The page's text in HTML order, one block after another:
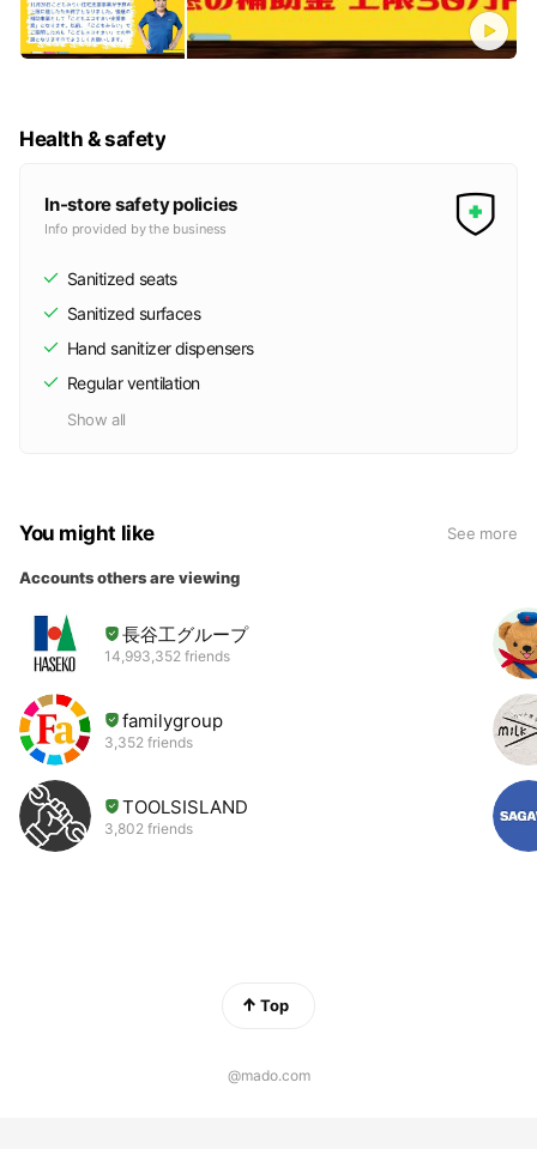
Health & safety
In-store safety policies
Info provided by the business
Sanitized seats
Sanitized surfaces
Hand sanitizer dispensers
Regular ventilation
Show all
You might like See more
Accounts others are viewing
長谷工グループ
14,993,352 friends
familygroup
3,352 friends
TOOLSISLAND
3,802 friends
Top
@mado.com